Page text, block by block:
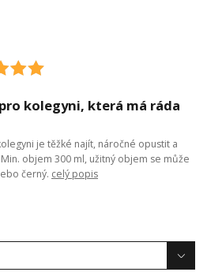
kolegyni, která má ráda
je těžké najít, náročné opustit a
objem 300 ml, užitný objem se může
černý. celý popis